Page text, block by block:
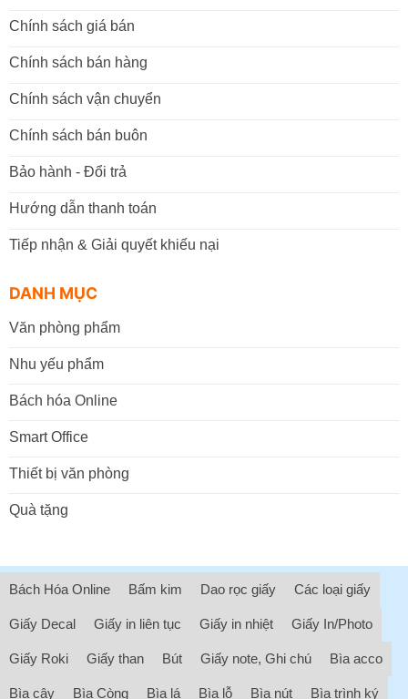
Chính sách giá bán
Chính sách bán hàng
Chính sách vận chuyển
Chính sách bán buôn
Bảo hành - Đổi trả
Hướng dẫn thanh toán
Tiếp nhận & Giải quyết khiếu nại
DANH MỤC
Văn phòng phẩm
Nhu yếu phẩm
Bách hóa Online
Smart Office
Thiết bị văn phòng
Quà tặng
Bách Hóa Online Bấm kim Dao rọc giấy Các loại giấy
Giấy Decal Giấy in liên tục Giấy in nhiệt Giấy In/Photo
Giấy Roki Giấy than Bút Giấy note, Ghi chú Bìa acco
Bìa cây Bìa Còng Bìa lá Bìa lỗ Bìa nút Bìa trình ký